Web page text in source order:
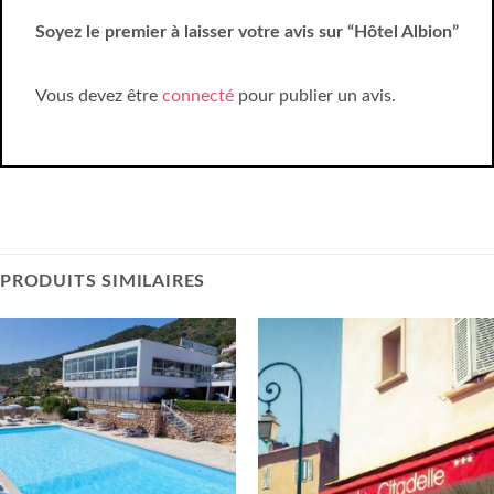
Soyez le premier à laisser votre avis sur “Hôtel Albion”
Vous devez être connecté pour publier un avis.
PRODUITS SIMILAIRES